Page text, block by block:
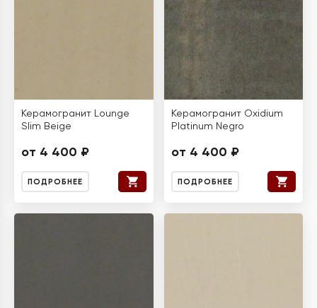
Керамогранит Lounge
Slim Beige
от 4 400 ₽
ПОДРОБНЕЕ
Керамогранит Oxidium
Platinum Negro
от 4 400 ₽
ПОДРОБНЕЕ